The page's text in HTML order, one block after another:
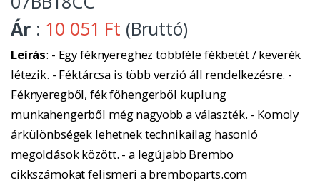
Ár : 10 051 Ft (Bruttó)
Leírás: - Egy féknyereghez többféle fékbetét / keverék
létezik. - Féktárcsa is több verzió áll rendelkezésre. -
Féknyeregből, fék főhengerből kuplung
munkahengerből még nagyobb a választék. - Komoly
árkülönbségek lehetnek technikailag hasonló
megoldások között. - a legújabb Brembo
cikkszámokat felismeri a bremboparts.com